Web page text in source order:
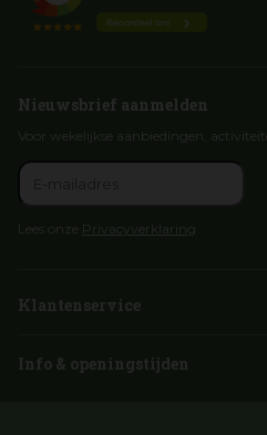
Nieuwsbrief aanmelden
Voor wekelijkse aanbiedingen,
Lees onze Privacyverklaring
Klantenservice
Info & openingstijden